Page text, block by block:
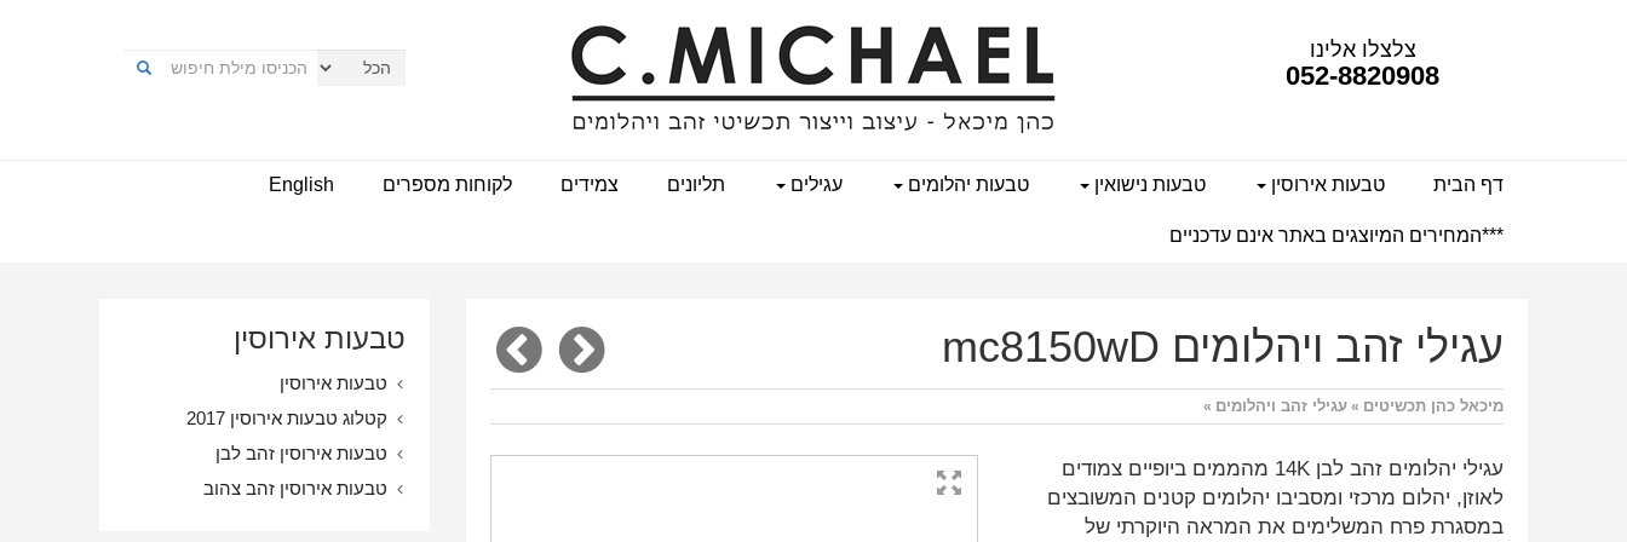
צלצלו אלינו
052-8820908
דף הבית טבעות אירוסין טבעות נישואין טבעות יהלומים עגילים תליונים צמידים לקוחות מספרים English
***המחירים המיוצגים באתר אינם עדכניים
עגילי זהב ויהלומים mc8150wD
מיכאל כהן תכשיטים » עגילי זהב ויהלומים »
עגילי יהלומים זהב לבן 14K מהממים ביופיים צמודים
לאוזן, יהלום מרכזי ומסביבו יהלומים קטנים המשובצים
במסגרת פרח המשלימים את המראה היוקרתי של
טבעות אירוסין
טבעות אירוסין
קטלוג טבעות אירוסין 2017
טבעות אירוסין זהב לבן
טבעות אירוסין זהב צהוב